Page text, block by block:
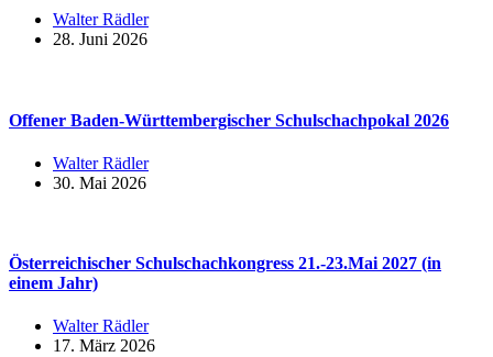
Walter Rädler
28. Juni 2026
Offener Baden-Württembergischer Schulschachpokal 2026
Walter Rädler
30. Mai 2026
Österreichischer Schulschachkongress 21.-23.Mai 2027 (in
einem Jahr)
Walter Rädler
17. März 2026